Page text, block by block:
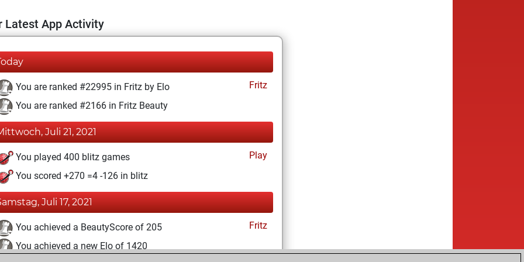
Latest App Activity
You are ranked #22995 in Fritz by Elo
Fritz
You are ranked #2166 in Fritz Beauty
Juli 21, 2021
You played 400 blitz games
Play
You scored +270 =4 -126 in blitz
Juli 17, 2021
You achieved a BeautyScore of 205
Fritz
You achieved a new Elo of 1420